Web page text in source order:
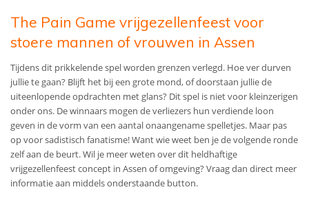
The Pain Game vrijgezellenfeest voor
stoere mannen of vrouwen in Assen
Tijdens dit prikkelende spel worden grenzen verlegd. Hoe ver durven
jullie te gaan? Blijft het bij een grote mond, of doorstaan jullie de
uiteenlopende opdrachten met glans? Dit spel is niet voor kleinzerigen
onder ons. De winnaars mogen de verliezers hun verdiende loon
geven in de vorm van een aantal onaangename spelletjes. Maar pas
op voor sadistisch fanatisme! Want wie weet ben je de volgende ronde
zelf aan de beurt. Wil je meer weten overdit heldhaftige
vrijgezellenfeest concept in Assen of omgeving? Vraag dan direct meer
informatie aan middels onderstaande button.